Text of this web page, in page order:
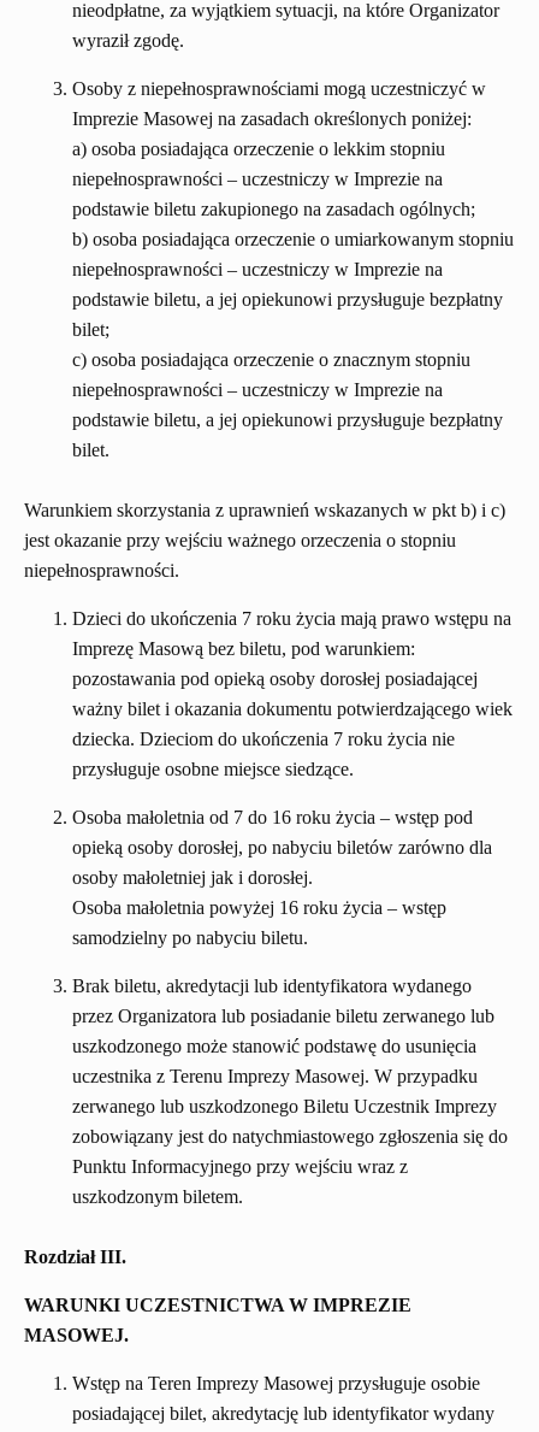
nieodpłatne, za wyjątkiem sytuacji, na które Organizator
wyraził zgodę.
Osoby z niepełnosprawnościami mogą uczestniczyć w
Imprezie Masowej na zasadach określonych poniżej:
a) osoba posiadająca orzeczenie o lekkim stopniu
niepełnosprawności – uczestniczy w Imprezie na
podstawie biletu zakupionego na zasadach ogólnych;
b) osoba posiadająca orzeczenie o umiarkowanym stopniu
niepełnosprawności – uczestniczy w Imprezie na
podstawie biletu, a jej opiekunowi przysługuje bezpłatny
bilet;
c) osoba posiadająca orzeczenie o znacznym stopniu
niepełnosprawności – uczestniczy w Imprezie na
podstawie biletu, a jej opiekunowi przysługuje bezpłatny
bilet.
Warunkiem skorzystania z uprawnień wskazanych w pkt b) i c)
jest okazanie przy wejściu ważnego orzeczenia o stopniu
niepełnosprawności.
Dzieci do ukończenia 7 roku życia mają prawo wstępu na
Imprezę Masową bez biletu, pod warunkiem:
pozostawania pod opieką osoby dorosłej posiadającej
ważny bilet i okazania dokumentu potwierdzającego wiek
dziecka. Dzieciom do ukończenia 7 roku życia nie
przysługuje osobne miejsce siedzące.
Osoba małoletnia od 7 do 16 roku życia – wstęp pod
opieką osoby dorosłej, po nabyciu biletów zarówno dla
osoby małoletniej jak i dorosłej.
Osoba małoletnia powyżej 16 roku życia – wstęp
samodzielny po nabyciu biletu.
Brak biletu, akredytacji lub identyfikatora wydanego
przez Organizatora lub posiadanie biletu zerwanego lub
uszkodzonego może stanowić podstawę do usunięcia
uczestnika z Terenu Imprezy Masowej. W przypadku
zerwanego lub uszkodzonego Biletu Uczestnik Imprezy
zobowiązany jest do natychmiastowego zgłoszenia się do
Punktu Informacyjnego przy wejściu wraz z
uszkodzonym biletem.
Rozdział III.
WARUNKI UCZESTNICTWA W IMPREZIE
MASOWEJ.
Wstęp na Teren Imprezy Masowej przysługuje osobie
posiadającej bilet, akredytację lub identyfikator wydany